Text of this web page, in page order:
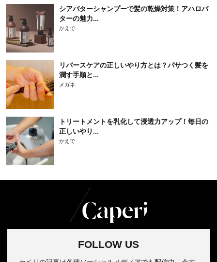
シアバターシャンプーで髪の乾燥対策！アハロバ
ターの魅力...
かえで
リバースケアの正しいやり方とは？パサつく髪を
潤す手順と...
メガネ
トリートメントを乳化して浸透力アップ！毎日の
正しいやり...
かえで
FOLLOW US